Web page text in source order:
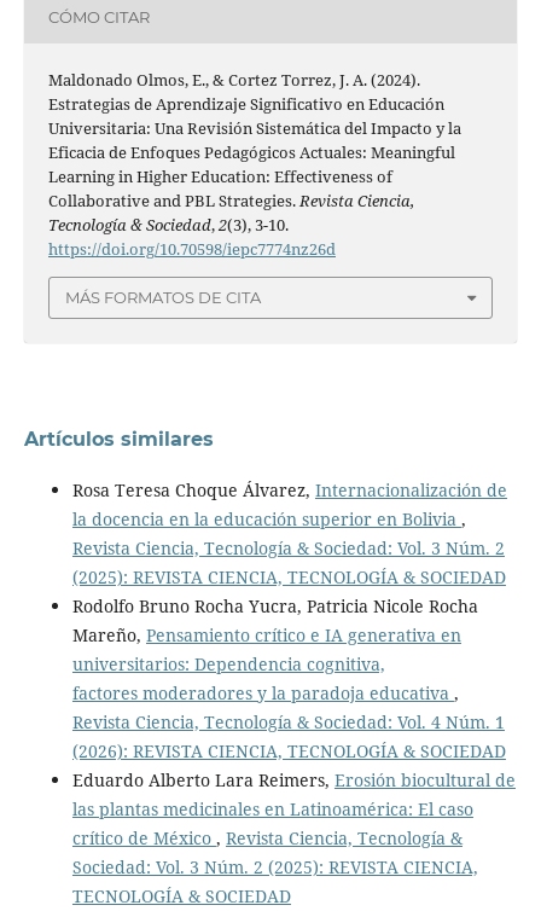
CÓMO CITAR
Maldonado Olmos, E., & Cortez Torrez, J. A. (2024).
Estrategias de Aprendizaje Significativo en Educación
Universitaria: Una Revisión Sistemática del Impacto y la
Eficacia de Enfoques Pedagógicos Actuales: Meaningful
Learning in Higher Education: Effectiveness of
Collaborative and PBL Strategies.Revista Ciencia,
Tecnología & Sociedad,2(3), 3-10.
https://doi.org/10.70598/iepc7774nz26d
MÁS FORMATOS DE CITA
Artículos similares
Rosa Teresa Choque Álvarez, Internacionalización de
la docencia en la educación superior en Bolivia ,
Revista Ciencia, Tecnología & Sociedad: Vol. 3 Núm. 2
(2025): REVISTA CIENCIA, TECNOLOGÍA & SOCIEDAD
Rodolfo Bruno Rocha Yucra, Patricia Nicole Rocha
Mareño, Pensamiento crítico e IA generativa en
universitarios: Dependencia cognitiva,
factores moderadores y la paradoja educativa ,
Revista Ciencia, Tecnología & Sociedad: Vol. 4 Núm. 1
(2026): REVISTA CIENCIA, TECNOLOGÍA & SOCIEDAD
Eduardo Alberto Lara Reimers, Erosión biocultural de
las plantas medicinales en Latinoamérica: El caso
crítico de México , Revista Ciencia, Tecnología &
Sociedad: Vol. 3 Núm. 2 (2025): REVISTA CIENCIA,
TECNOLOGÍA & SOCIEDAD